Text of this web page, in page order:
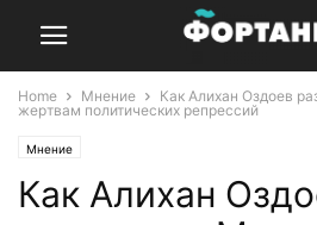
Home Мнение
Как Алихан Оздоев
жертвам политических репрессий
Мнение
Как Алихан